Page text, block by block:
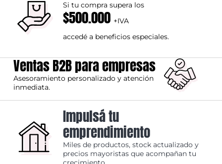
Si tu compra supera los
$500.000 +IVA
accedé a beneficios especiales.
Ventas B2B para empresas
Asesoramiento personalizado y atención
inmediata.
Impulsá tu
emprendimiento
Miles de productos, stock actualizado y
precios mayoristas que acompañan tu